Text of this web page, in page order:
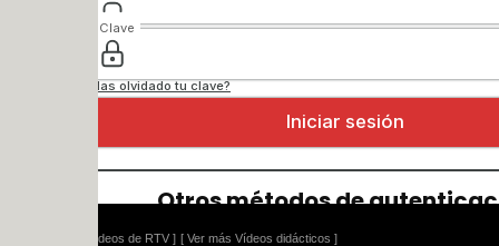
[ Ver más Vídeos didácticos ]